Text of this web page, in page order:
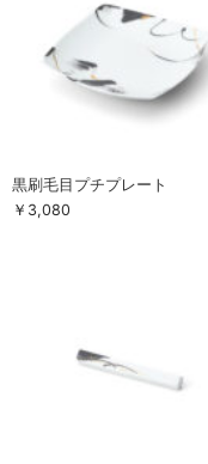
黒刷毛目プチプレート
￥3,080